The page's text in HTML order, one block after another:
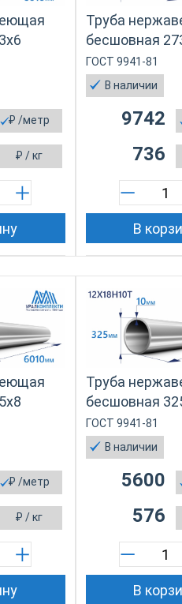
₽ /метр
₽ / кг
Труба
бесшовная
ГОСТ 9941-81
В наличии
9742
736
В
₽ /метр
₽ / кг
Труба
бесшовная
ГОСТ 9941-81
В наличии
5600
576
В